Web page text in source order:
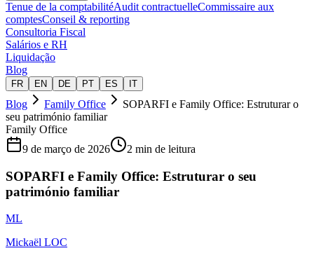
Tenue de la comptabilitéAudit contractuelleCommissaire aux
comptesConseil & reporting
Consultoria Fiscal
Salários e RH
Liquidação
Blog
FR EN DE PT ES IT
Blog Family Office
SOPARFI e Family Office: Estruturar o
seu património familiar
Family Office
9 de março de 2026
2 min de leitura
SOPARFI e Family Office: Estruturar o seu
património familiar
ML
Mickaël LOC